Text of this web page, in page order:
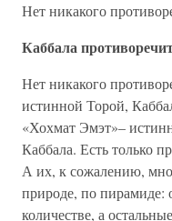
Нет никакого
Каббала
Нет никакого
истинной Торой,
«Хохмат Эмэт»–
Каббала. Есть только
А их, к сожалению,
природе, по
количестве, а